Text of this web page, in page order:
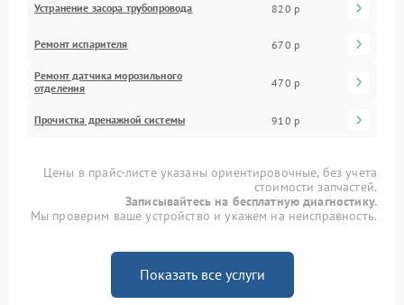
Устранение засора трубопровода 820 р
Ремонт испарителя 670 р
Ремонт датчика морозильного
отделения
470 р
Прочистка дренажной системы 910 р
Цены в прайс-листе указаны ориентировочные, без учета
стоимости запчастей.
Записывайтесь на бесплатную диагностику.
Мы проверим ваше устройство и укажем на неисправность.
Показать все услуги